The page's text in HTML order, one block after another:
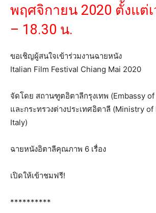
พฤศจิกายน 2020 ตั้งแต่
– 18.30 น.
ขอเชิญผู้สนใจเข้าร่วมงานฉายหนัง
Italian Film Festival Chiang Mai 2020
จัดโดย สถานฑูตอิตาลีกรุงเทพ (Embassy
และกระทรวงต่างประเทศอิตาลี (Ministry
Italy)
ฉายหนังอิตาลีคุณภาพ 6 เรื่อง
เปิดให้เข้าชมฟรี!
**********